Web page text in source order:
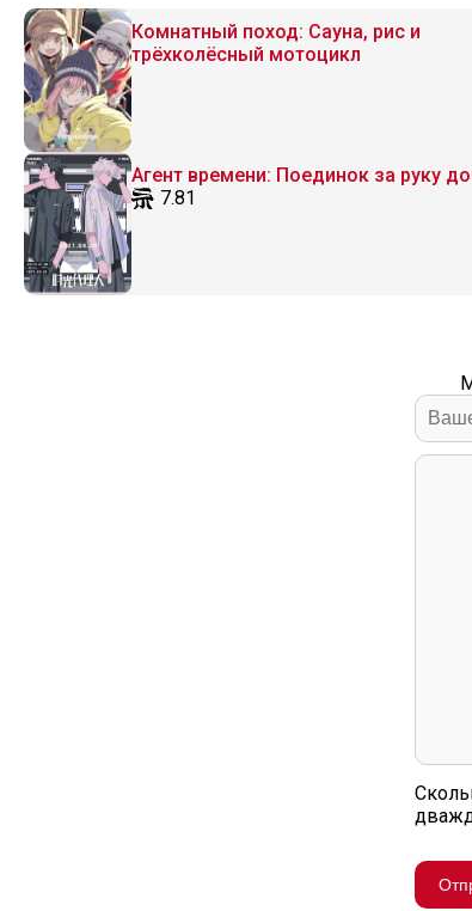
Комнатный поход: Сауна, рис и
трёхколёсный мотоцикл
Агент времени: Поединок за руку
7.81